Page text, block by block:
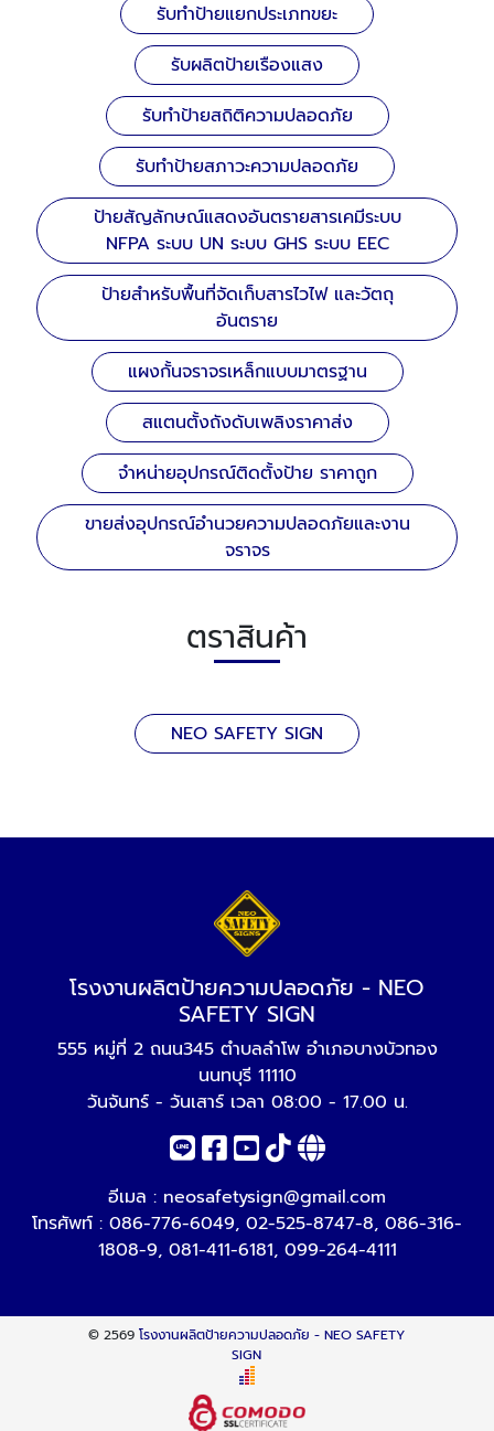
รับทำป้ายแยกประเภทขยะ
รับผลิตป้ายเรืองแสง
รับทำป้ายสถิติความปลอดภัย
รับทำป้ายสภาวะความปลอดภัย
ป้ายสัญลักษณ์แสดงอันตรายสารเคมีระบบ
NFPA ระบบ UN ระบบ GHS ระบบ EEC
ป้ายสำหรับพื้นที่จัดเก็บสารไวไฟ และวัตถุ
อันตราย
แผงกั้นจราจรเหล็กแบบมาตรฐาน
สแตนตั้งถังดับเพลิงราคาส่ง
จำหน่ายอุปกรณ์ติดตั้งป้าย ราคาถูก
ขายส่งอุปกรณ์อำนวยความปลอดภัยและงาน
จราจร
ตราสินค้า
NEO SAFETY SIGN
โรงงานผลิตป้ายความปลอดภัย - NEO
SAFETY SIGN
555 หมู่ที่ 2 ถนน345 ตำบลลำโพ อำเภอบางบัวทอง
นนทบุรี 11110
วันจันทร์ - วันเสาร์ เวลา 08:00 - 17.00 น.
อีเมล : neosafetysign@gmail.com
โทรศัพท์ : 086-776-6049, 02-525-8747-8, 086-316-
1808-9, 081-411-6181, 099-264-4111
© 2569โรงงานผลิตป้ายความปลอดภัย - NEO SAFETY
SIGN